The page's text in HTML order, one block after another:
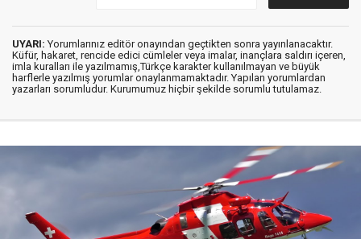
UYARI: Yorumlarınız editör onayından geçtikten sonra yayınlanacaktır.
Küfür, hakaret, rencide edici cümleler veya imalar, inançlara saldırı içeren,
imla kuralları ile yazılmamış,Türkçe karakter kullanılmayan ve büyük
harflerle yazılmış yorumlar onaylanmamaktadır. Yapılan yorumlardan
yazarları sorumludur. Kurumumuz hiçbir şekilde sorumlu tutulamaz.